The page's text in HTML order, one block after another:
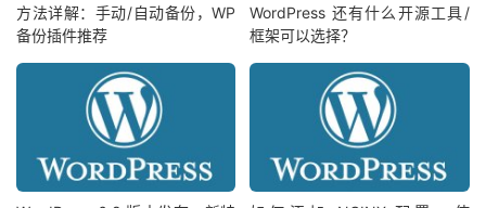
方法详解：手动/自动备份，WP
备份插件推荐
WordPress 还有什么开源工具/
框架可以选择？